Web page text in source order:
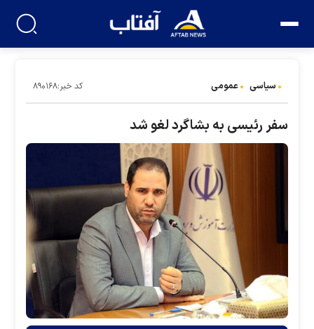
سیاسی عمومی کد خبر:۸۹۰۱۶۸
سفر رئیسی به بشاگرد لغو شد